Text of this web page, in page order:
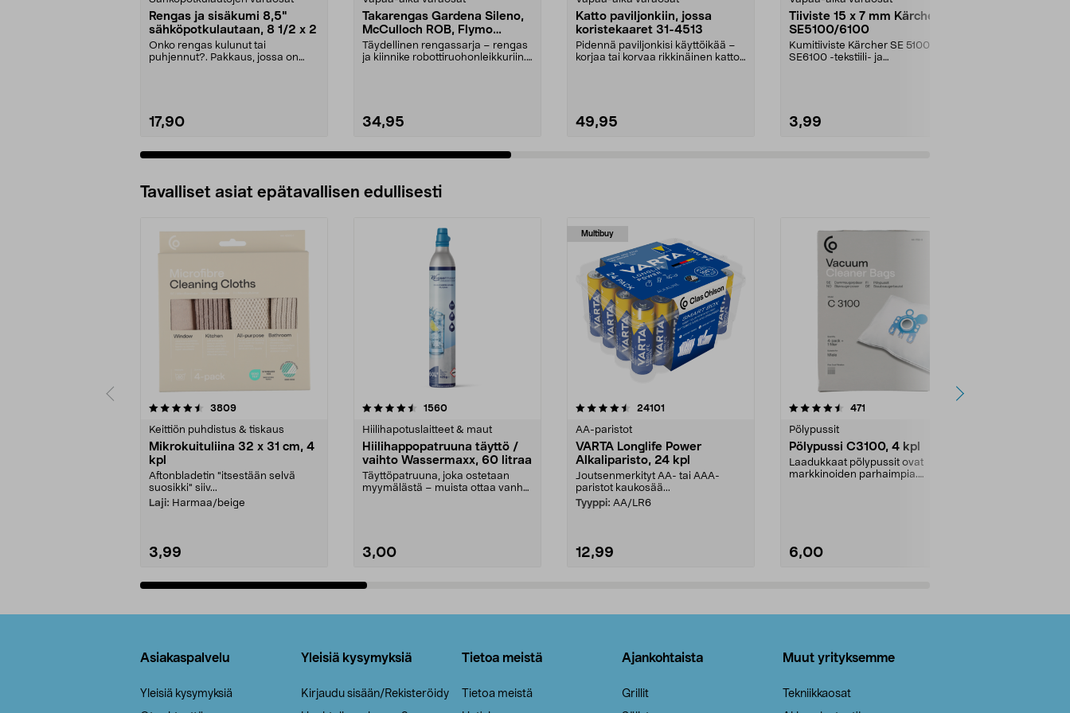
Rengas ja sisäkumi 8,5"
sähköpotkulautaan, 8 1/2 x 2
Onko rengas kulunut tai
puhjennut?. Pakkaus, jossa on
17,90
Takarengas Gardena Sileno,
McCulloch ROB, Flymo
Easilife
Täydellinen rengassarja – rengas
ja kiinnike robottiruohonleikkuriin.
34,95
Katto paviljonkiin, jossa
koristekaaret 31-4513
Pidennä paviljonkisi käyttöikää –
korjaa tai korvaa rikkinäinen katto.
49,95
Tiiviste 15 x 7 mm Kärcher
SE5100/6100
Kumitiiviste Kärcher SE 5100- ja
SE6100 -tekstiili- ja
3,99
Tavalliset asiat epätavallisen edullisesti
3809arvostelut
Keittiön puhdistus & tiskaus
Mikrokuituliina 32 x 31 cm, 4
kpl
Aftonbladetin "itsestään selvä
suosikki" siiv...
Laji: Harmaa/beige
3,99
4.5viidestä
1560arvostelut
Hiilihapotuslaitteet & maut
Hiilihappopatruuna täyttö /
vaihto Wassermaxx, 60 litraa
Täyttöpatruuna, joka ostetaan
myymälästä – muista ottaa vanha
3,00
Multibuy
4.5viidestä
24101
AA-paristot
VARTA Longlife Power
Alkaliparisto, 24 kpl
Joutsenmerkityt AA- tai AAA-
paristot kaukosää...
Tyyppi: AA/LR6
12,99
4.5viidestä
471
Pölypussit
Pölypussi C3100, 4 kpl
Laadukkaat pölypussit ovat
markkinoiden parhaimpia.
6,00
4.5viidestä
Asiakaspalvelu
Yleisiä kysymyksiä
Yleisiä kysymyksiä
Kirjaudu sisään/Rekisteröidy
Tietoa meistä
Tietoa meistä
Ajankohtaista
Grillit
Muut yrityksemme
Tekniikkaosat